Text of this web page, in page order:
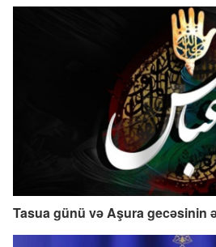
Tasua günü və Aşura gecəsinin